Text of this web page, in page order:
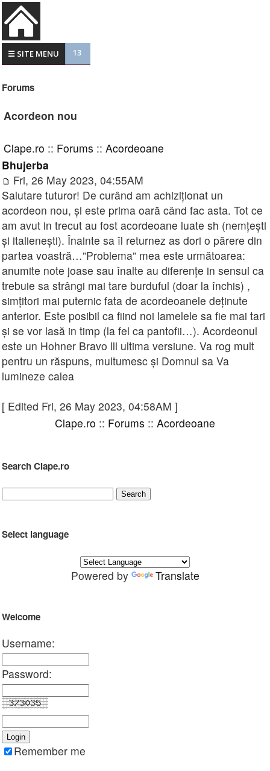
☰ SITE MENU 13
Forums
Acordeon nou
Clape.ro :: Forums :: Acordeoane
Bhujerba
Fri, 26 May 2023, 04:55AM
Salutare tuturor! De curând am achiziționat un
acordeon nou, și este prima oară când fac asta. Tot ce
am avut in trecut au fost acordeoane luate sh (nemțești
și italienești). Înainte sa îl returnez as dori o părere din
partea voastră…”Problema” mea este următoarea:
anumite note joase sau înalte au diferențe in sensul ca
trebuie sa strângi mai tare burduful (doar la închis) ,
simțitori mai puternic fata de acordeoanele deținute
anterior. Este posibil ca fiind noi lamelele sa fie mai tari
și se vor lasă in timp (la fel ca pantofii…). Acordeonul
este un Hohner Bravo lll ultima versiune. Va rog mult
pentru un răspuns, multumesc și Domnul sa Va
lumineze calea
[ Edited Fri, 26 May 2023, 04:58AM ]
Clape.ro :: Forums :: Acordeoane
Search Clape.ro
Select language
Powered by Translate
Welcome
Username:
Password:
Remember me